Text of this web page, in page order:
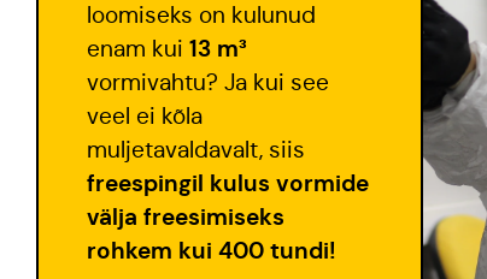
loomiseks on kulunud
enam kui 13 m³
vormivahtu? Ja kui see
veel ei kõla
muljetavaldavalt, siis
freespingil kulus vormide
välja freesimiseks
rohkem kui 400 tundi!